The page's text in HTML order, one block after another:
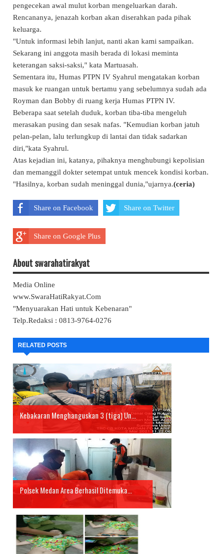
pengecekan awal mulut korban mengeluarkan darah.
Rencananya, jenazah korban akan diserahkan pada pihak
keluarga.
"Untuk informasi lebih lanjut, nanti akan kami sampaikan.
Sekarang ini anggota masih berada di lokasi meminta
keterangan saksi-saksi," kata Martuasah.
Sementara itu, Humas PTPN IV Syahrul mengatakan korban
masuk ke ruangan untuk bertamu yang sebelumnya sudah ada
Royman dan Bobby di ruang kerja Humas PTPN IV.
Beberapa saat setelah duduk, korban tiba-tiba mengeluh
merasakan pusing dan sesak nafas. "Kemudian korban jatuh
pelan-pelan, lalu terlungkup di lantai dan tidak sadarkan
diri,"kata Syahrul.
Atas kejadian ini, katanya, pihaknya menghubungi kepolisian
dan memanggil dokter setempat untuk mencek kondisi korban.
"Hasilnya, korban sudah meninggal dunia,"ujarnya.(ceria)
Share on Facebook Share on Twitter
Share on Google Plus
About swarahatirakyat
Media Online
www.SwaraHatiRakyat.Com
"Menyuarakan Hati untuk Kebenaran"
Telp.Redaksi : 0813-9764-0276
RELATED POSTS
Kebakaran Menghanguskan 3 (tiga) Un...
Polsek Medan Area Berhasil Ditemuka...